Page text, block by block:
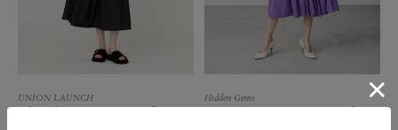
UNION LAUNCH Hidden Gems